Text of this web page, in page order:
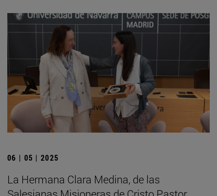
06 | 05 | 2025
La Hermana Clara Medina, de las